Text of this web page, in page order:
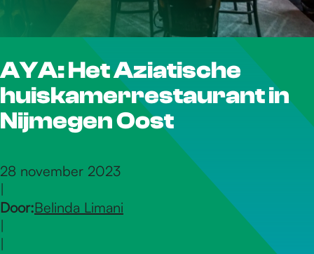
AYA: Het Aziatische
huiskamerrestaurant in
Nijmegen Oost
28 november 2023
|
Door:Belinda Limani
|
|